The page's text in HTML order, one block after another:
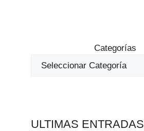
Categorías
ULTIMAS ENTRADAS